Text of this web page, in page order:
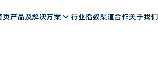
页产品及解决方案
售解决方案文旅解决方案其他行业解决方案
行业指数渠道合作关于我们
态客户案例联系我们加入我们